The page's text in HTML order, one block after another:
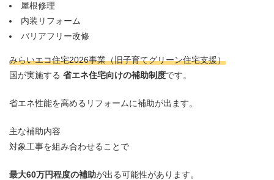
屋根修理
内装リフォーム
バリアフリー改修
みらいエコ住宅2026事業（旧子育てグリーン住宅支援）
国が実施する 省エネ住宅向けの補助制度です。
省エネ性能を高めるリフォームに補助が出ます。
主な補助内容
対象工事を組み合わせることで
最大60万円程度の補助が出る可能性があります。